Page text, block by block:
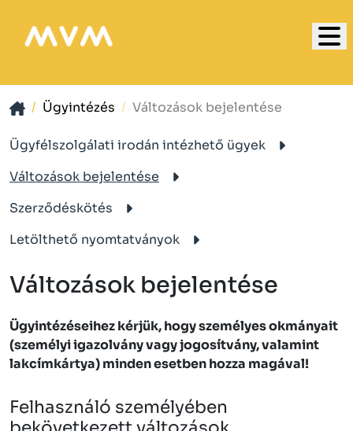
Ügyintézés Változások bejelentése
Ügyfélszolgálati irodán intézhető ügyek
Változások bejelentése
Szerződéskötés
Letölthető nyomtatványok
Változások bejelentése
Ügyintézéseihez kérjük, hogy személyes okmányait
(személyi igazolvány vagy jogosítvány, valamint
lakcímkártya) minden esetben hozza magával!
Felhasználó személyében